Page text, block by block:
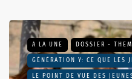
A LA UNE DOSSIER -
GÉNÉRATION Y: CE QUE LES
LE POINT DE VUE DES